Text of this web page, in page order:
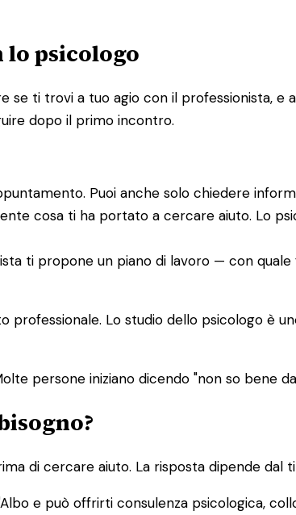
psicologo
ti trovi a tuo agio con il professionista, e
dopo il primo incontro.
Puoi anche solo chiedere
cosa ti ha portato a cercare aiuto. Lo
ti propone un piano di lavoro — con
Lo studio dello psicologo è
persone iniziano dicendo "non so bene
di cercare aiuto. La risposta dipende dal
e può offrirti consulenza psicologica,